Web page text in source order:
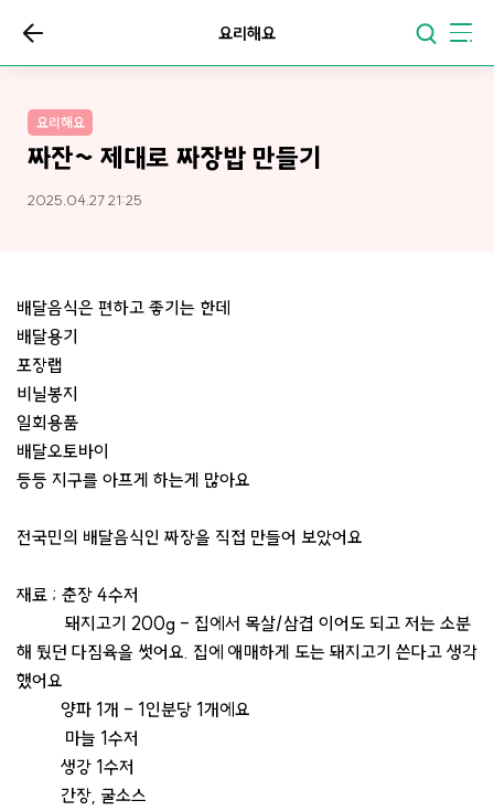
요리해요
요리해요
짜잔~ 제대로 짜장밥 만들기
2025.04.27 21:25
배달음식은 편하고 좋기는 한데
배달용기
포장랩
비닐봉지
일회용품
배달오토바이
등등 지구를 아프게 하는게 많아요
전국민의 배달음식인 짜장을 직접 만들어 보았어요
재료 ; 춘장 4수저
돼지고기 200g - 집에서 목살/삼겹 이어도 되고 저는 소분
해 뒀던 다짐육을 썻어요. 집에 애매하게 도는 돼지고기 쓴다고 생각
했어요
양파 1개 - 1인분당 1개에요
마늘 1수저
생강 1수저
간장, 굴소스